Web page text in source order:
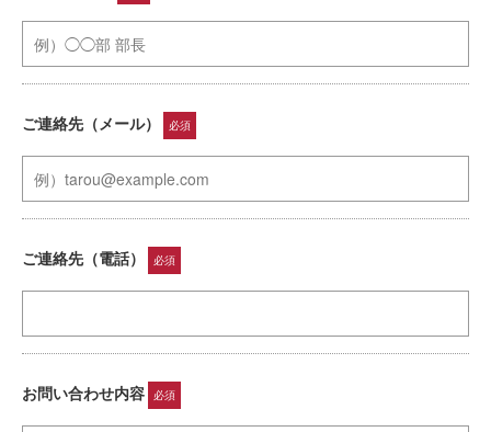
ご連絡先（メール） 必須
ご連絡先（電話） 必須
お問い合わせ内容 必須